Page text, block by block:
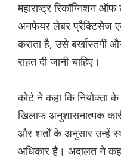
महाराष्ट्र रिकॉग्निशन
अनफेयर लेबर प्रैक्टिसेज
कराता है, उसे बर्खास्तगी
राहत दी जानी चाहिए।
कोर्ट ने कहा कि नियोक्ता
खिलाफ अनुशासनात्मक
और शर्तों के अनुसार उन्हें
अधिकार है। अदालत ने